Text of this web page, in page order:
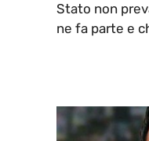
Stato non
ne fa parte e